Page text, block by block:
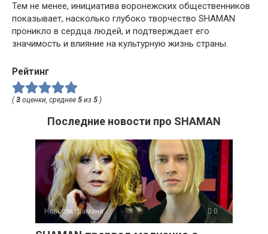
Тем не менее, инициатива воронежских общественников
показывает, насколько глубоко творчество SHAMAN
проникло в сердца людей, и подтверждает его
значимость и влияние на культурную жизнь страны.
Рейтинг
( 3 оценки, среднее 5 из 5 )
Последние новости про SHAMAN
Новости Шамана 0